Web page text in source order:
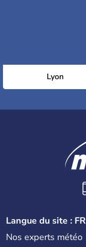
Lyon
Langue du site : FR
Nos experts météo